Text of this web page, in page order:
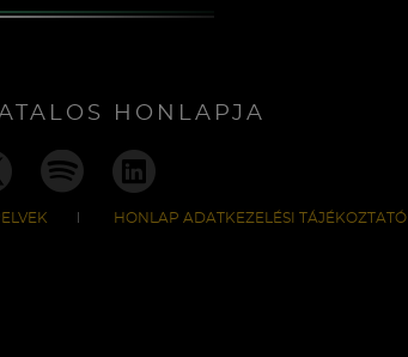
HONLAPJA
HONLAP ADATKEZELÉSI TÁJÉKOZTATÓ